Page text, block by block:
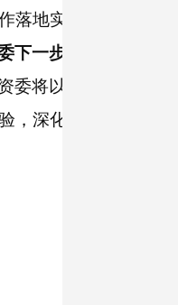
落地实施、确保各
下一步的工作安排。
委将以扎实有效的
，深化交流互鉴，